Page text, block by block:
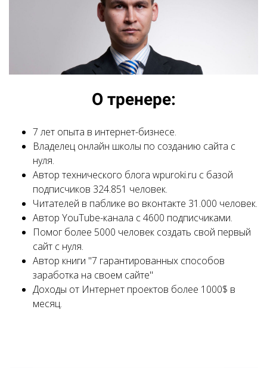
О тренере:
7 лет опыта в интернет-бизнесе.
Владелец онлайн школы по созданию сайта с
нуля.
Автор технического блога wpuroki.ru с базой
подписчиков 324.851 человек.
Читателей в паблике во вконтакте 31.000 человек.
Автор YouTube-канала с 4600 подписчиками.
Помог более 5000 человек создать свой первый
сайт с нуля.
Автор книги "7 гарантированных способов
заработка на своем сайте"
Доходы от Интернет проектов более 1000$ в
месяц.